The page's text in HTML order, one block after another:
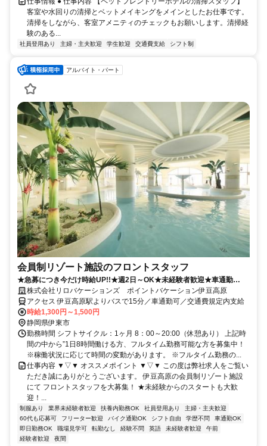
客室や水回りの清掃とベットメイキングをメインとしたお仕事です。
清掃をしながら、客室アメニティのチェックもお願いします。清掃経
験のある...
社員登用あり 主婦・主夫歓迎 学生歓迎 交通費支給 シフト制
アルバイト・パート
会員制リゾート施設のフロントスタッフ
★急募につき今だけ時給UP!!★週2日～OK★未経験者歓迎★車通勤
OK★希望休OK！
株式会社リロバケーションズ ポイントバケーション伊豆高原
アクセス 伊豆高原駅よりバスで15分／車通勤可／交通費規定内支給
時給1,300円～1,500円
静岡県伊東市
勤務時間 シフトサイクル：1ヶ月 8：00～20:00（休憩あり） 上記時
間の中から”1日8時間働ける方、フルタイム勤務可能な方を募集中！
※稼働状況に応じて時間の変動があります。 ※フルタイム勤務の...
仕事内容 ▼▽▼ オススメポイント ▼▽▼ この度は弊社求人をご覧い
ただき誠にありがとうございます。 伊豆高原の会員制リゾート施設
にて フロントスタッフを大募集！ ★未経験からのスタートも大歓
迎！...
制服あり 業界未経験者歓迎 扶養内勤務OK 社員登用あり
主婦・主夫歓迎
60代も応募可
フリーター歓迎 バイク通勤OK シフト自由 学歴不問
車通勤OK
即日勤務OK
職場見学可 転勤なし 経験不問 英語 未経験者歓迎
午前
経験者歓迎
夜間